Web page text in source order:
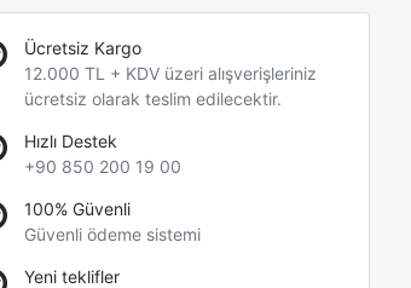
Ücretsiz Kargo
12.000 TL + KDV üzeri alışverişleriniz
ücretsiz olarak teslim edilecektir.
Hızlı Destek
+90 850 200 19 00
100% Güvenli
Güvenli ödeme sistemi
Yeni teklifler